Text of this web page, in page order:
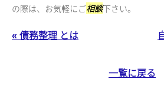
の際は、お気軽にご相談下さい。
« 債務整理 とは
一覧に戻る